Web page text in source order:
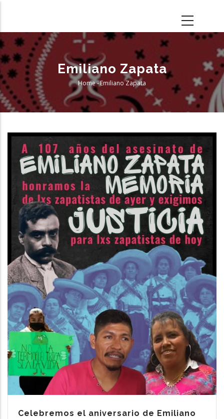
main
content
Emiliano Zapata
Breadcrumb
Home-Emiliano Zapata
Celebremos el aniversario de Emiliano